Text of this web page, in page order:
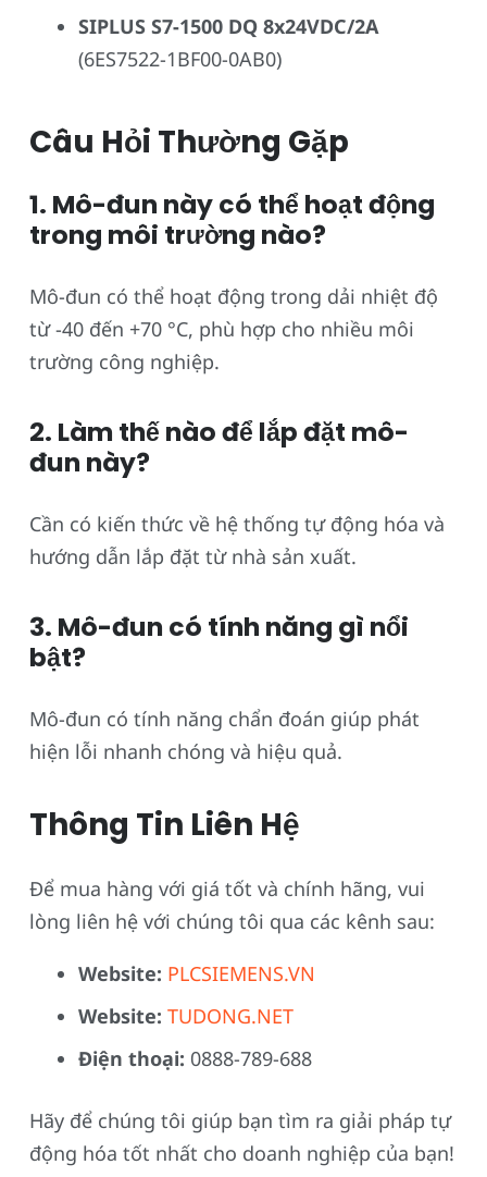
SIPLUS S7-1500 DQ 8x24VDC/2A
(6ES7522-1BF00-0AB0)
Câu Hỏi Thường Gặp
1. Mô-đun này có thể hoạt động
trong môi trường nào?
Mô-đun có thể hoạt động trong dải nhiệt độ
từ -40 đến +70 °C, phù hợp cho nhiều môi
trường công nghiệp.
2. Làm thế nào để lắp đặt mô-
đun này?
Cần có kiến thức về hệ thống tự động hóa và
hướng dẫn lắp đặt từ nhà sản xuất.
3. Mô-đun có tính năng gì nổi
bật?
Mô-đun có tính năng chẩn đoán giúp phát
hiện lỗi nhanh chóng và hiệu quả.
Thông Tin Liên Hệ
Để mua hàng với giá tốt và chính hãng, vui
lòng liên hệ với chúng tôi qua các kênh sau:
Website: PLCSIEMENS.VN
Website: TUDONG.NET
Điện thoại: 0888-789-688
Hãy để chúng tôi giúp bạn tìm ra giải pháp tự
động hóa tốt nhất cho doanh nghiệp của bạn!